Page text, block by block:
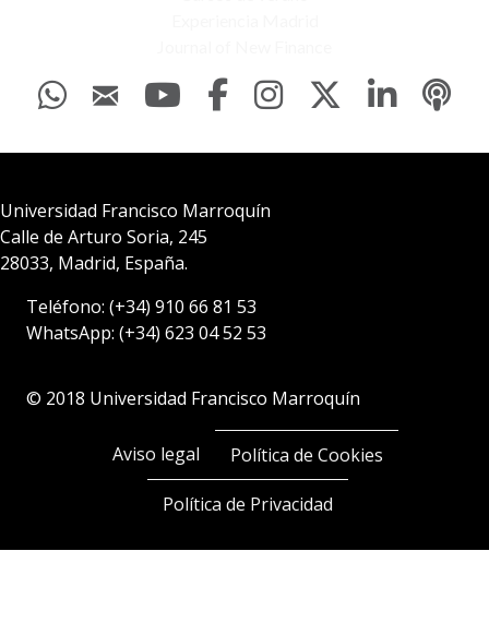
Universidad Francisco Marroquín
Calle de Arturo Soria, 245
28033, Madrid, España.
Teléfono: (+34) 910 66 81 53
WhatsApp: (+34) 623 04 52 53
© 2018 Universidad Francisco Marroquín
Aviso legal Política de Cookies
Política de Privacidad